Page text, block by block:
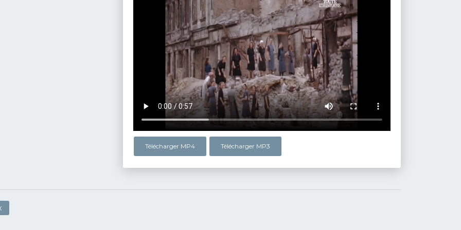
Télécharger MP4 Télécharger MP3